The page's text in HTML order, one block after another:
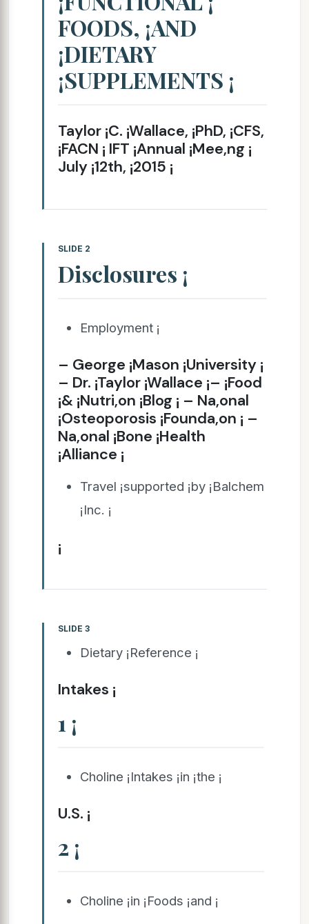
FOODS, ¡AND
¡DIETARY
¡SUPPLEMENTS ¡
Taylor ¡C. ¡Wallace, ¡PhD, ¡CFS,
¡FACN ¡ IFT ¡Annual ¡Mee,ng ¡
July ¡12th, ¡2015 ¡
SLIDE 2
Disclosures ¡
Employment ¡
– George ¡Mason ¡University ¡
– Dr. ¡Taylor ¡Wallace ¡– ¡Food
¡& ¡Nutri,on ¡Blog ¡ – Na,onal
¡Osteoporosis ¡Founda,on ¡ –
Na,onal ¡Bone ¡Health
¡Alliance ¡
Travel ¡supported ¡by ¡Balchem
¡Inc. ¡
¡
SLIDE 3
Dietary ¡Reference ¡
Intakes ¡
1 ¡
Choline ¡Intakes ¡in ¡the ¡
U.S. ¡
2 ¡
Choline ¡in ¡Foods ¡and ¡